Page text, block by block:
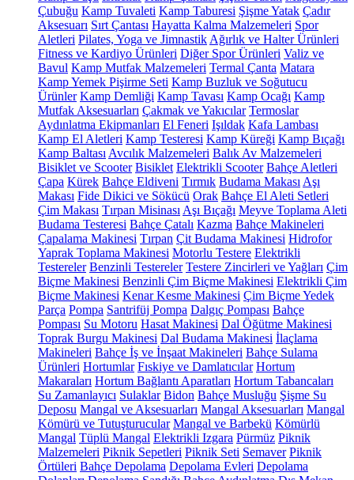
Çubuğu Kamp Tuvaleti Kamp Taburesi Şişme Yatak Çadır
Aksesuarı Sırt Çantası Hayatta Kalma Malzemeleri Spor
Aletleri Pilates, Yoga ve Jimnastik Ağırlık ve Halter Ürünleri
Fitness ve Kardiyo Ürünleri Diğer Spor Ürünleri Valiz ve
Bavul Kamp Mutfak Malzemeleri Termal Çanta Matara
Kamp Yemek Pişirme Seti Kamp Buzluk ve Soğutucu
Ürünler Kamp Demliği Kamp Tavası Kamp Ocağı Kamp
Mutfak Aksesuarları Çakmak ve Yakıcılar Termoslar
Aydınlatma Ekipmanları El Feneri Işıldak Kafa Lambası
Kamp El Aletleri Kamp Testeresi Kamp Küreği Kamp Bıçağı
Kamp Baltası Avcılık Malzemeleri Balık Av Malzemeleri
Bisiklet ve Scooter Bisiklet Elektrikli Scooter Bahçe Aletleri
Çapa Kürek Bahçe Eldiveni Tırmık Budama Makası Aşı
Makası Fide Dikici ve Sökücü Orak Bahçe El Aleti Setleri
Çim Makası Tırpan Misinası Aşı Bıçağı Meyve Toplama Aleti
Budama Testeresi Bahçe Çatalı Kazma Bahçe Makineleri
Çapalama Makinesi Tırpan Çit Budama Makinesi Hidrofor
Yaprak Toplama Makinesi Motorlu Testere Elektrikli
Testereler Benzinli Testereler Testere Zincirleri ve Yağları Çim
Biçme Makinesi Benzinli Çim Biçme Makinesi Elektrikli Çim
Biçme Makinesi Kenar Kesme Makinesi Çim Biçme Yedek
Parça Pompa Santrifüj Pompa Dalgıç Pompası Bahçe
Pompası Su Motoru Hasat Makinesi Dal Öğütme Makinesi
Toprak Burgu Makinesi Dal Budama Makinesi İlaçlama
Makineleri Bahçe İş ve İnşaat Makineleri Bahçe Sulama
Ürünleri Hortumlar Fıskiye ve Damlatıcılar Hortum
Makaraları Hortum Bağlantı Aparatları Hortum Tabancaları
Su Zamanlayıcı Sulaklar Bidon Bahçe Musluğu Şişme Su
Deposu Mangal ve Aksesuarları Mangal Aksesuarları Mangal
Kömürü ve Tutuşturucular Mangal ve Barbekü Kömürlü
Mangal Tüplü Mangal Elektrikli Izgara Pürmüz Piknik
Malzemeleri Piknik Sepetleri Piknik Seti Semaver Piknik
Örtüleri Bahçe Depolama Depolama Evleri Depolama